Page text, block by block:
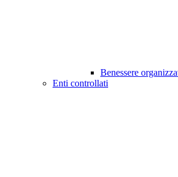
Benessere
Enti controllati